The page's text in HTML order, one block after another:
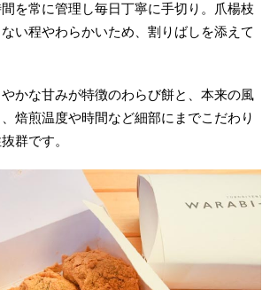
を常に管理し毎日丁寧に手切り。爪楊枝
い程やわらかいため、割りばしを添えて
かな甘みが特徴のわらび餅と、本来の風
焙煎温度や時間など細部にまでこだわり
群です。